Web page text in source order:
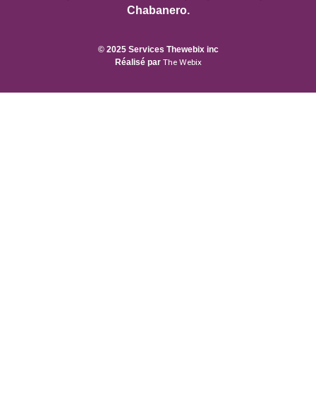
Chabanero.
© 2025 Services Thewebix inc
Réalisé par The Webix